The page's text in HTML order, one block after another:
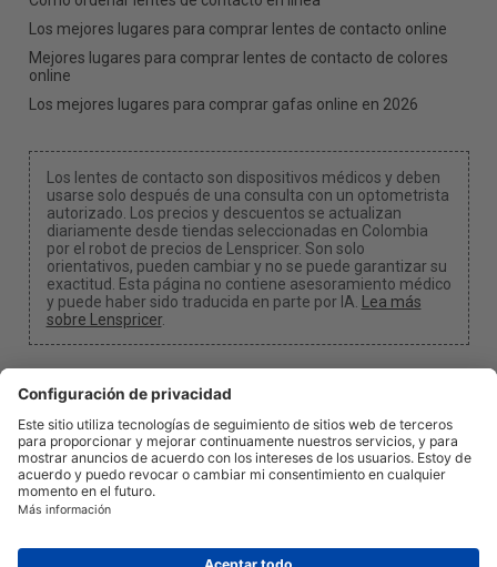
Los mejores lugares para comprar lentes de contacto online
Mejores lugares para comprar lentes de contacto de colores
online
Los mejores lugares para comprar gafas online en 2026
Los lentes de contacto son dispositivos médicos y deben
usarse solo después de una consulta con un optometrista
autorizado. Los precios y descuentos se actualizan
diariamente desde tiendas seleccionadas en Colombia
por el robot de precios de Lenspricer. Son solo
orientativos, pueden cambiar y no se puede garantizar su
exactitud. Esta página no contiene asesoramiento médico
y puede haber sido traducida en parte por IA. Lea más
sobre Lenspricer.
Configuración de cookies
Podemos recibir una comisión si usas uno de nuestros
Acerca de nosotrosNoticiasInformación